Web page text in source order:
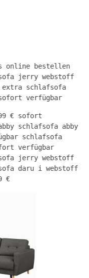
online bestellen
jerry webstoff
extra schlafsofa
verfügbar
€ sofort
schlafsofa abby
schlafsofa
verfügbar
jerry webstoff
daru i webstoff
€